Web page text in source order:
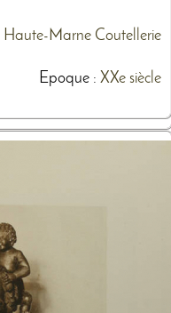
Haute-Marne Coutellerie
Epoque : XXe siècle